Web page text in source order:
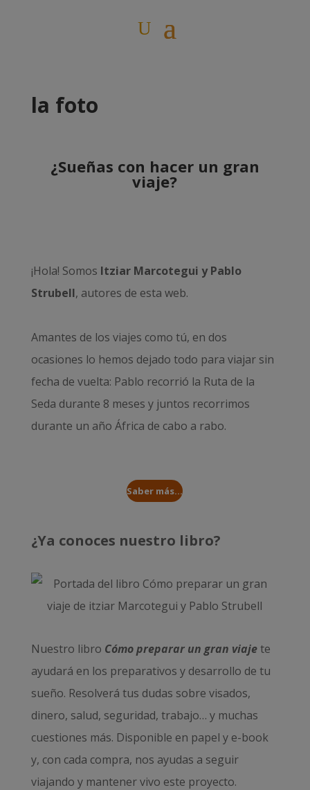
la foto
¿Sueñas con hacer un gran
viaje?
¡Hola! Somos Itziar Marcotegui y Pablo
Strubell, autores de esta web.
Amantes de los viajes como tú, en dos
ocasiones lo hemos dejado todo para viajar sin
fecha de vuelta: Pablo recorrió la Ruta de la
Seda durante 8 meses y juntos recorrimos
durante un año África de cabo a rabo.
Saber más...
¿Ya conoces nuestro libro?
Nuestro libro Cómo preparar un gran viajete
ayudará en los preparativos y desarrollo de tu
sueño. Resolverá tus dudas sobre visados,
dinero, salud, seguridad, trabajo… y muchas
cuestiones más. Disponible en papel y e-book
y, con cada compra, nos ayudas a seguir
viajando y mantener vivo este proyecto.